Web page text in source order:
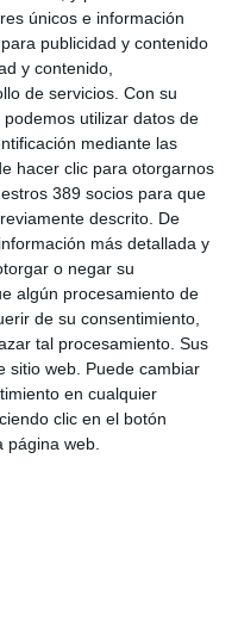
únicos e información
publicidad y contenido
y contenido,
de servicios. Con su
utilizar datos de
mediante las
hacer clic para otorgarnos
389 socios para que
descrito. De
más detallada y
o negar su
algún procesamiento de
de su consentimiento,
tal procesamiento. Sus
sitio web. Puede cambiar
en cualquier
clic en el botón
web.
los asegurados. También,
redes de reparadores y la
retrasos innecesarios
los siniestros.
afirmó que "desde la
y la voluntad de
el corredor. Este es
Fecor, actuar como un
que transforma las
eficientes y orientados al
y del cliente final".
noticias como